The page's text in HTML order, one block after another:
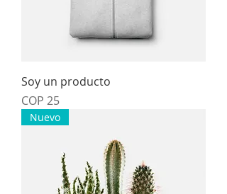
Soy un producto
Price
COP 25
Nuevo